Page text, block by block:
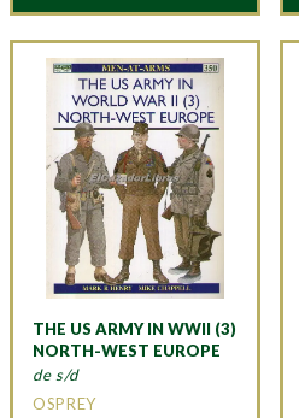
THE US ARMY IN WWII (3)
NORTH-WEST EUROPE
de s/d
OSPREY